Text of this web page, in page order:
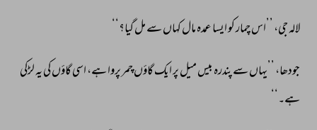
لالہ جی، ’’اس چمار کو ایسا عمدہ مال کہاں سے مل گیا؟‘‘
جودھا، ’’یہاں سے پندرہ بیس میل پر ایک گاؤں چمر پروا ہے، اسی گاؤں کی یہ لڑکی
ہے۔‘‘